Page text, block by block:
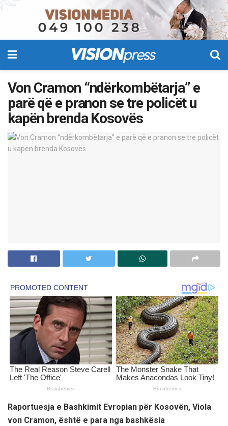
Von Cramon “ndërkombëtarja” e
parë që e pranon se tre policët u
kapën brenda Kosovës
Raportuesja e Bashkimit Evropian për Kosovën, Viola
von Cramon, është e para nga bashkësia